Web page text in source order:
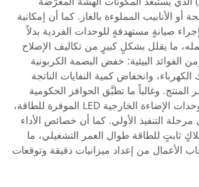
الأنابيب المملوءة بالغاز. كما أن إمكانية
صيانةٍ مستهدفةٍ للوحدات الفردية بدلاً
ما يقلل بشكلٍ كبيرٍ من تكاليف الإصلاح
الفوائد البيئية: خفض البصمة الكربونية
وانخفاض كمية النفايات الناتجة
وغالباً ما تطبَّق الحوافز الحكومية
والخصومات على تركيبات وحدات الإضاءة الخارجية LED الموفرة للطاقة،
التنفيذ الأولي. كما أن خصائص الأداء
ثابتٍ للطاقة طوال العمر التشغيلي، ما
الأعمال من إعداد ميزانيات دقيقة وتوقعات